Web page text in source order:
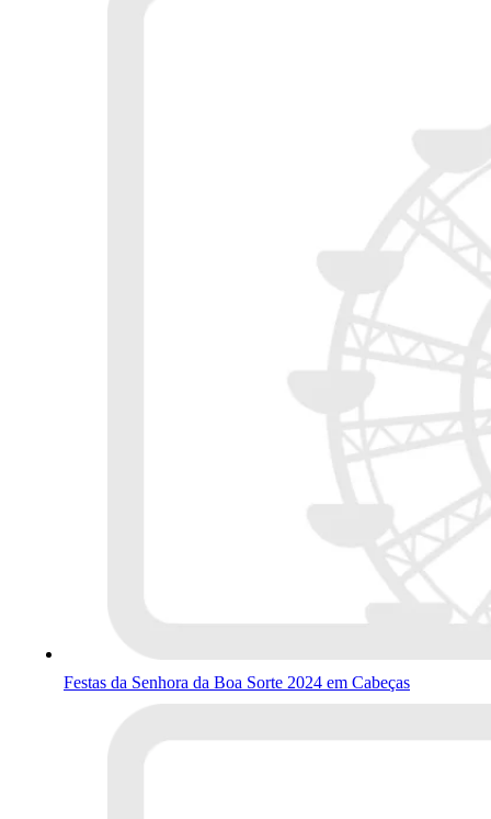
Festas da Senhora da Boa Sorte 2024 em Cabeças